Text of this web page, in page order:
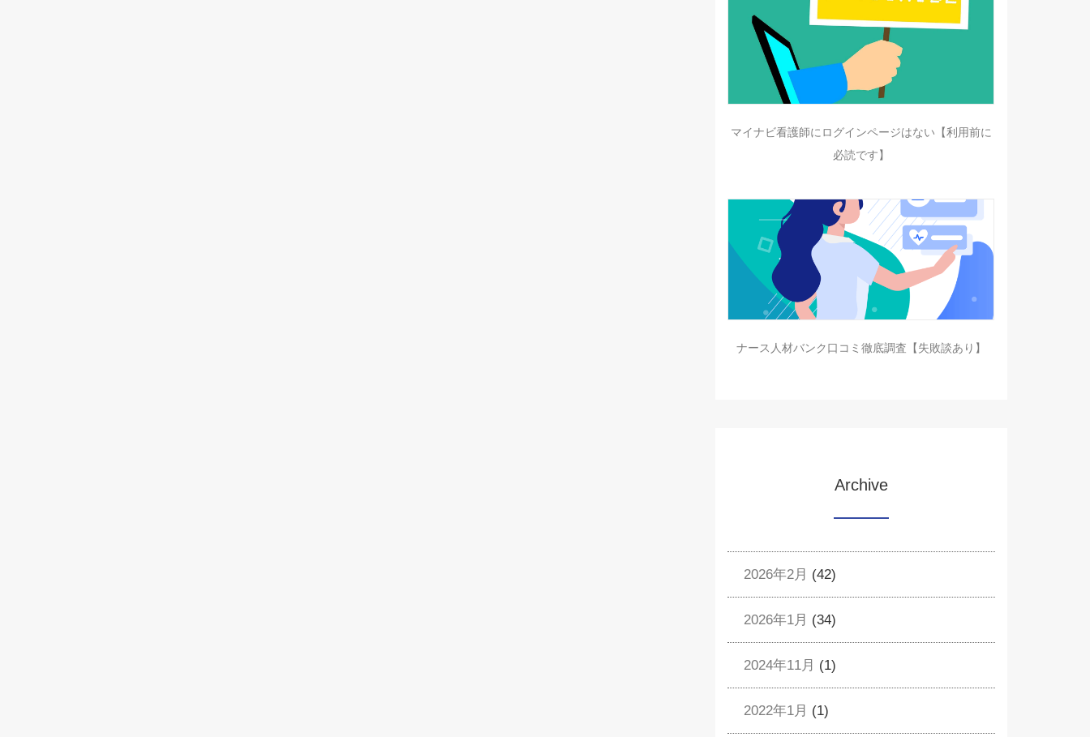
マイナビ看護師にログインページはない【利用前に
必読です】
ナース人材バンク口コミ徹底調査【失敗談あり】
Archive
2026年2月 (42)
2026年1月 (34)
2024年11月 (1)
2022年1月 (1)